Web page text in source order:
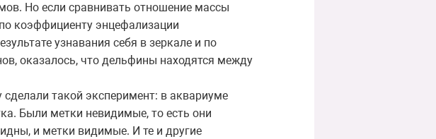
Но если сравнивать отношение массы
коэффициенту энцефализации
узнавания себя в зеркале и по
оказалось, что дельфины находятся между
такой эксперимент: в аквариуме
Были метки невидимые, то есть они
и метки видимые. И те и другие